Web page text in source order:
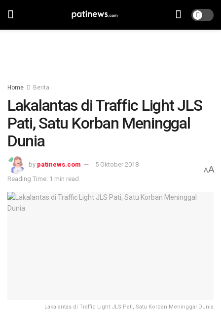
Home Berita
Lakalantas di Traffic Light JLS
Pati, Satu Korban Meninggal
Dunia
by patinews.com
5 Oktober 2018
Reading Time: 1 min read
AA
Lakalantas di Traffic Light JLS Pati, Satu Korban Meninggal Dunia